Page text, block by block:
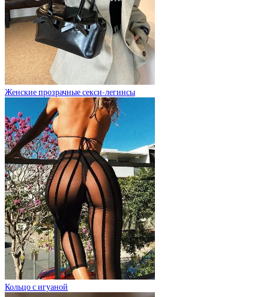
Женские прозрачные секси-легинсы
Кольцо с игуаной